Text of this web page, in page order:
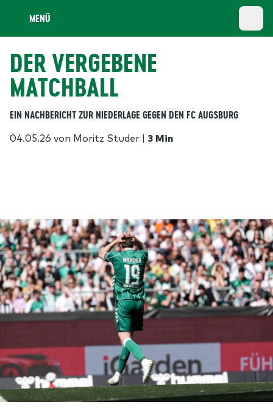
MENÜ
DER VERGEBENE
MATCHBALL
EIN NACHBERICHT ZUR NIEDERLAGE GEGEN DEN FC AUGSBURG
04.05.26 von Moritz Studer | 3 Min